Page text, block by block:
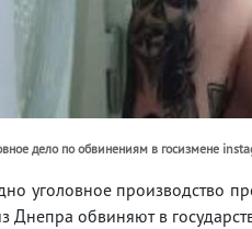
дело по обвинениям в госизмене
уголовное производство
Днепра обвиняют в